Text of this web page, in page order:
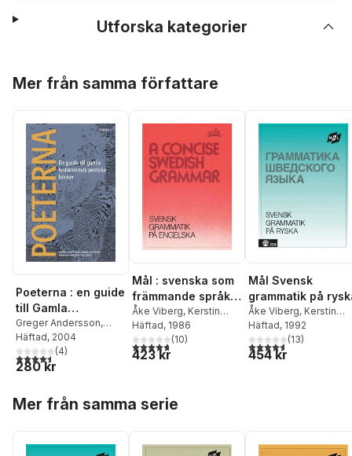
Utforska kategorier
Mer från samma författare
Poeterna : en guide
till Gamla
testamentets
poetiska böcker
Greger Andersson,
Lennart Boström
LarsOlov Eriksson
Viberg
Häftad, 2004
4,5utav 5 stjärnor. Totalt antal röster:
(4)
280 kr
Mål : svenska som
främmande språk.
A concise Swedish
grammar = Svensk
grammatik på
engelska
Åke Viberg, Kerstin
Ballardini,Sune
Stjärnlöf
Häftad, 1986
4,7utav 5 stjärnor. Totalt antal röster:
(10)
423 kr
Mål Svensk
grammatik på
Åke Viberg, Kerstin
Ballardini,Sune
Stjärnlöf
Häftad, 1992
4,6utav 5 stjärnor.
(13)
454 kr
Mer från samma serie